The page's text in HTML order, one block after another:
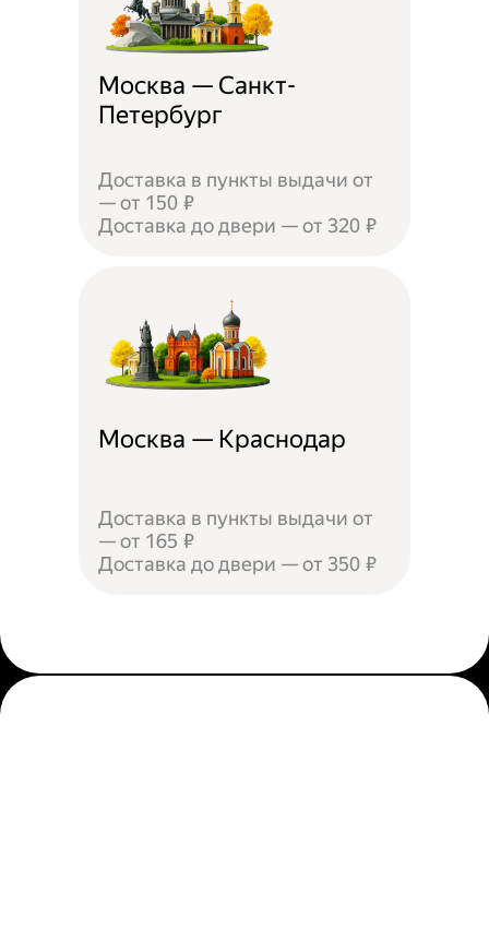
Москва — Санкт-
Петербург
Доставка в пункты выдачи от
— от 150 ₽
Доставка до двери — от 320 ₽
Москва — Краснодар
Доставка в пункты выдачи от
— от 165 ₽
Доставка до двери — от 350 ₽